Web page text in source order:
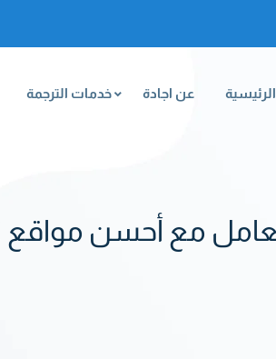
الرئيسية عن اجادة خدمات الترجمة